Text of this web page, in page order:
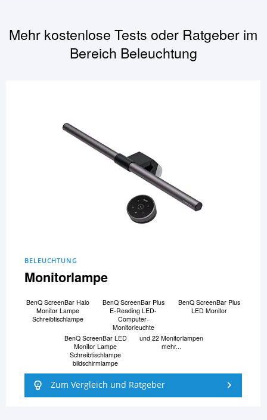
Mehr kostenlose Tests oder Ratgeber im
Bereich Beleuchtung
BELEUCHTUNG
Monitorlampe
BenQ ScreenBar Halo
Monitor Lampe
Schreibtischlampe
BenQ ScreenBar Plus
E-Reading LED-
Computer-
Monitorleuchte
BenQ ScreenBar Plus
LED Monitor
BenQ ScreenBar LED
Monitor Lampe
Schreibtischlampe
bildschirmlampe
und 22 Monitorlampen
mehr...
Zum Vergleich und Ratgeber